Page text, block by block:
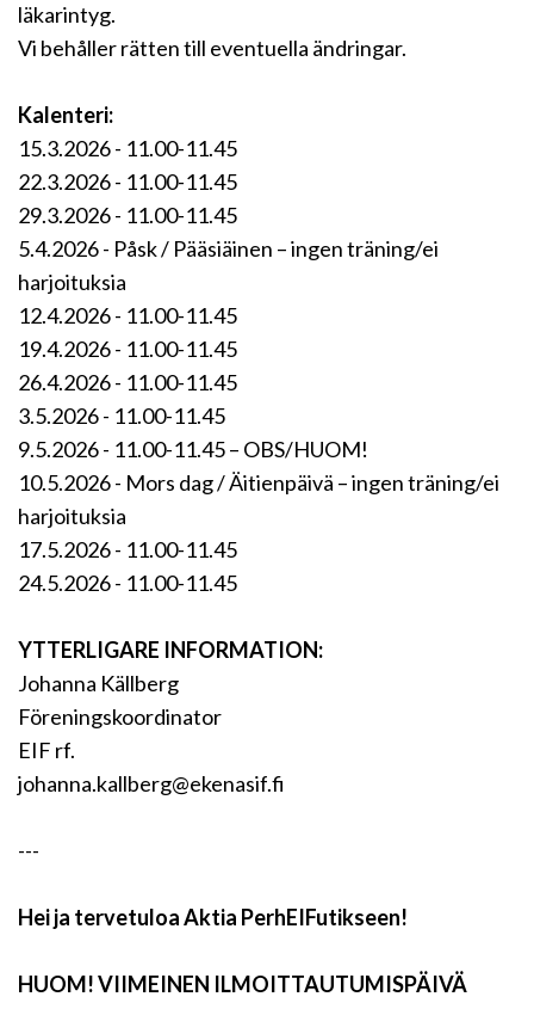
läkarintyg.
Vi behåller rätten till eventuella ändringar.
Kalenteri:
15.3.2026 - 11.00-11.45
22.3.2026 - 11.00-11.45
29.3.2026 - 11.00-11.45
5.4.2026 - Påsk / Pääsiäinen – ingen träning/ei
harjoituksia
12.4.2026 - 11.00-11.45
19.4.2026 - 11.00-11.45
26.4.2026 - 11.00-11.45
3.5.2026 - 11.00-11.45
9.5.2026 - 11.00-11.45 – OBS/HUOM!
10.5.2026 - Mors dag / Äitienpäivä – ingen träning/ei
harjoituksia
17.5.2026 - 11.00-11.45
24.5.2026 - 11.00-11.45
YTTERLIGARE INFORMATION:
Johanna Källberg
Föreningskoordinator
EIF rf.
johanna.kallberg@ekenasif.fi
---
Hei ja tervetuloa Aktia PerhEIFutikseen!
HUOM! VIIMEINEN ILMOITTAUTUMISPÄIVÄ